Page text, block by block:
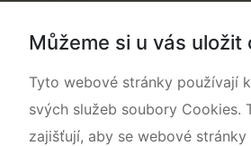
O nás
Můžeme si u vás uložit
Tyto webové stránky používají
svých služeb soubory Cookies.
zajišťují, aby se webové